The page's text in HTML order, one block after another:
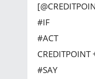
#IF
#ACT
CREDITPOINT
#SAY